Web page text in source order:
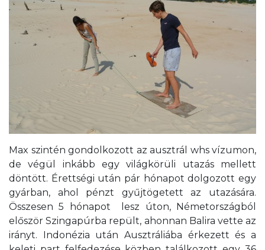
Max szintén gondolkozott az ausztrál whs vízumon,
de végül inkább egy világkörüli utazás mellett
döntött. Érettségi után pár hónapot dolgozott egy
gyárban, ahol pénzt gyűjtögetett az utazására.
Összesen 5 hónapot lesz úton, Németországból
először Szingapúrba repült, ahonnan Balira vette az
irányt. Indonézia után Ausztráliába érkezett és a